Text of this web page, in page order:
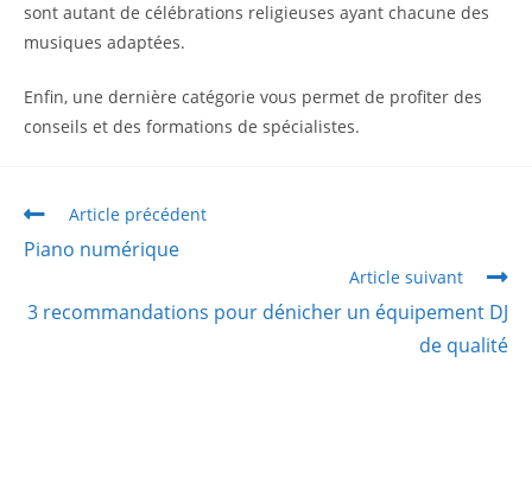
sont autant de célébrations religieuses ayant chacune des
musiques adaptées.
Enfin, une dernière catégorie vous permet de profiter des
conseils et des formations de spécialistes.
Article précédent
Piano numérique
Article suivant
3 recommandations pour dénicher un équipement DJ
de qualité